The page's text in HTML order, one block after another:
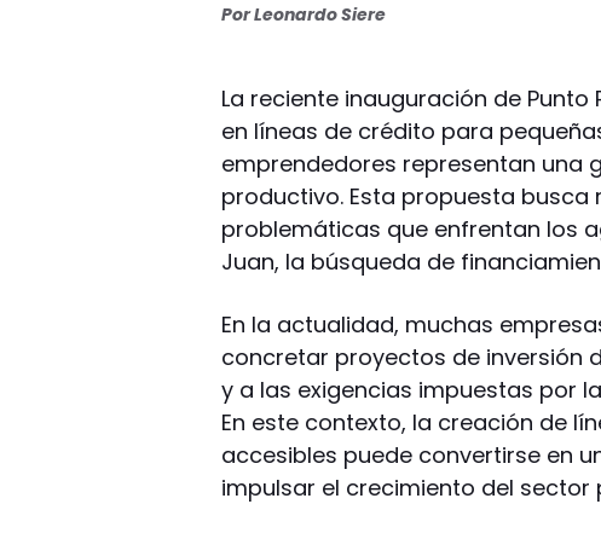
PorLeonardo Siere
La reciente inauguración de Punto
en líneas de crédito para
emprendedores representan una
productivo. Esta propuesta
problemáticas que enfrentan los
Juan, la búsqueda de
En la actualidad, muchas
concretar proyectos de inversión
y a las exigencias impuestas por
En este contexto, la creación de
accesibles puede convertirse en
impulsar el crecimiento del sector